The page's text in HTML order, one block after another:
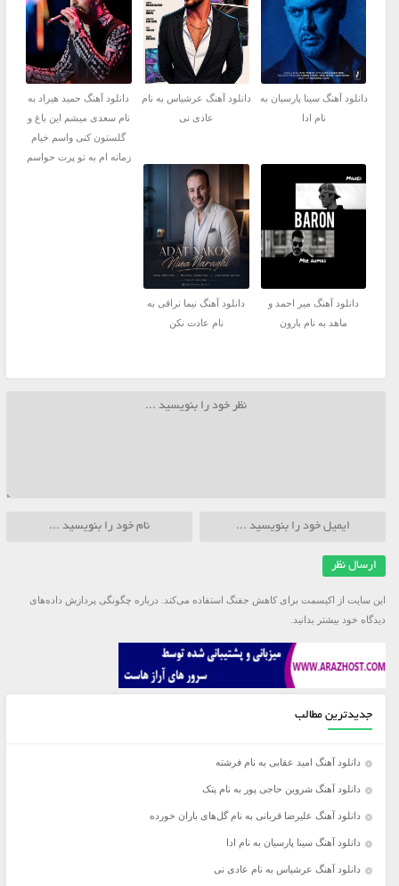
دانلود آهنگ سینا پارسیان به
نام ادا
دانلود آهنگ عرشیاس به نام
عادی نی
دانلود آهنگ حمید هیراد به
نام سعدی میشم این باغ و
گلستون کنی واسم خیام
زمانه ام به تو پرت حواسم
دانلود آهنگ میر احمد و
ماهد به نام بارون
دانلود آهنگ نیما نراقی به
نام عادت نکن
این سایت از اکیسمت برای کاهش جفنگ استفاده می‌کند. درباره چگونگی پردازش داده‌های
دیدگاه خود بیشتر بدانید.
جدیدترین مطالب
دانلود آهنگ امید عقابی به نام فرشته
دانلود آهنگ شروین حاجی پور به نام پتک
دانلود آهنگ علیرضا قربانی به نام گل‌های باران خورده
دانلود آهنگ سینا پارسیان به نام ادا
دانلود آهنگ عرشیاس به نام عادی نی